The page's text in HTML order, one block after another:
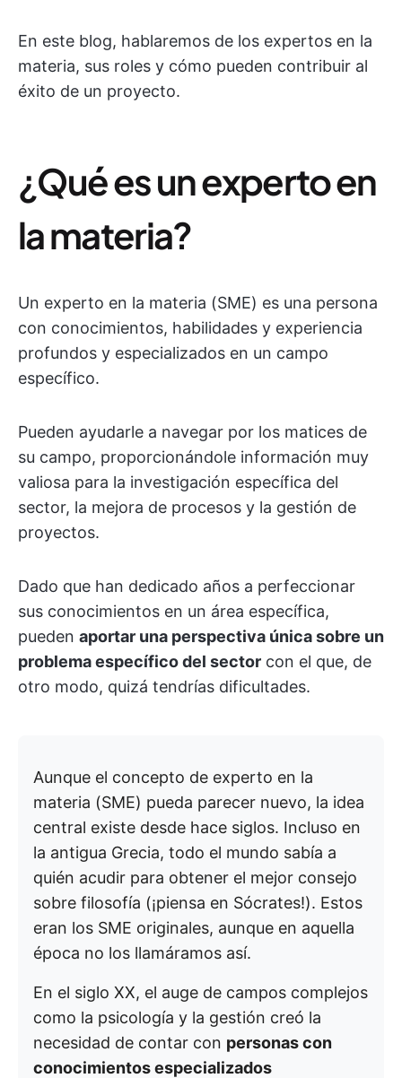
En este blog, hablaremos de los expertos en la
materia, sus roles y cómo pueden contribuir al
éxito de un proyecto.
¿Qué es un experto en
la materia?
Un experto en la materia (SME) es una persona
con conocimientos, habilidades y experiencia
profundos y especializados en un campo
específico.
Pueden ayudarle a navegar por los matices de
su campo, proporcionándole información muy
valiosa para la investigación específica del
sector, la mejora de procesos y la gestión de
proyectos.
Dado que han dedicado años a perfeccionar
sus conocimientos en un área específica,
pueden aportar una perspectiva única sobre un
problema específico del sector con el que, de
otro modo, quizá tendrías dificultades.
Aunque el concepto de experto en la
materia (SME) pueda parecer nuevo, la idea
central existe desde hace siglos. Incluso en
la antigua Grecia, todo el mundo sabía a
quién acudir para obtener el mejor consejo
sobre filosofía (¡piensa en Sócrates!). Estos
eran los SME originales, aunque en aquella
época no los llamáramos así.
En el siglo XX, el auge de campos complejos
como la psicología y la gestión creó la
necesidad de contar con personas con
conocimientos especializados